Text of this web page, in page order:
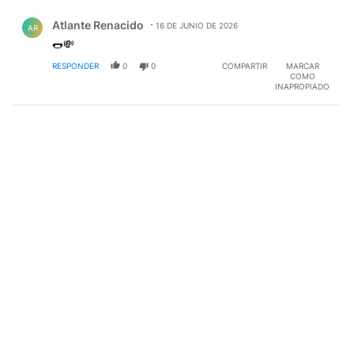
AR Atlante Renacido 16 DE JUNIO DE 2026
🌭💸
RESPONDER 0 0 COMPARTIR
MARCAR
COMO
INAPROPIADO